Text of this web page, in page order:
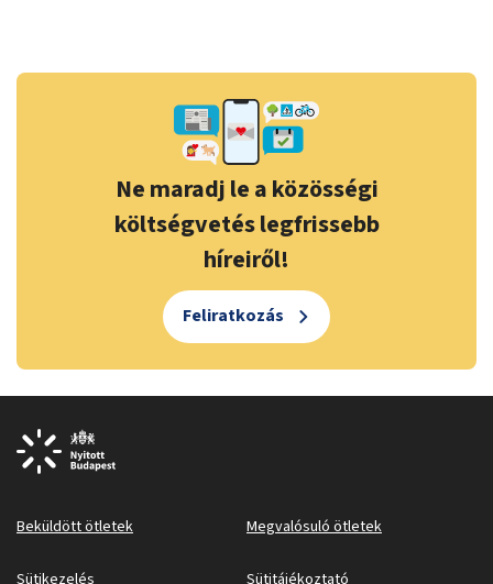
Ne maradj le a közösségi
költségvetés legfrissebb
híreiről!
Feliratkozás
Beküldött ötletek Megvalósuló ötletek
Sütikezelés Sütitájékoztató